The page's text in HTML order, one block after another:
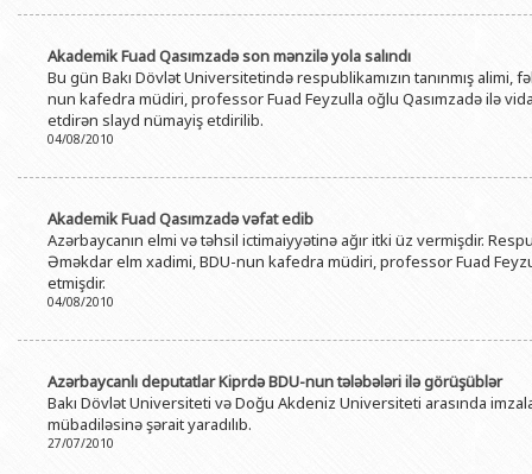
Akademik Fuad Qasımzadə son mənzilə yola salındı
Bu gün Bakı Dövlət Universitetində respublikamızın tanınmış
nun kafedra müdiri, professor Fuad Feyzulla oğlu Qasımzadə ilə
etdirən slayd nümayiş etdirilib.
04/08/2010
Akademik Fuad Qasımzadə vəfat edib
Azərbaycanın elmi və təhsil ictimaiyyətinə ağır itki üz vermişdir.
Əməkdar elm xadimi, BDU-nun kafedra müdiri, professor Fuad
etmişdir.
04/08/2010
Azərbaycanlı deputatlar Kiprdə BDU-nun tələbələri ilə görüşüblər
Bakı Dövlət Universiteti və Doğu Akdeniz Universiteti arasında
mübadiləsinə şərait yaradılıb.
27/07/2010